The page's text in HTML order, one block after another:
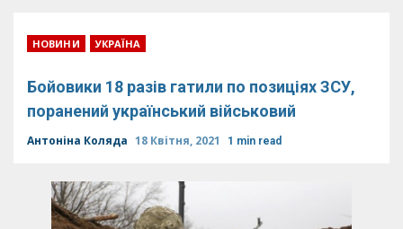
НОВИНИ УКРАЇНА
Бойовики 18 разів гатили по позиціях ЗСУ,
поранений український військовий
Антоніна Коляда 18 Квітня, 2021 1 min read